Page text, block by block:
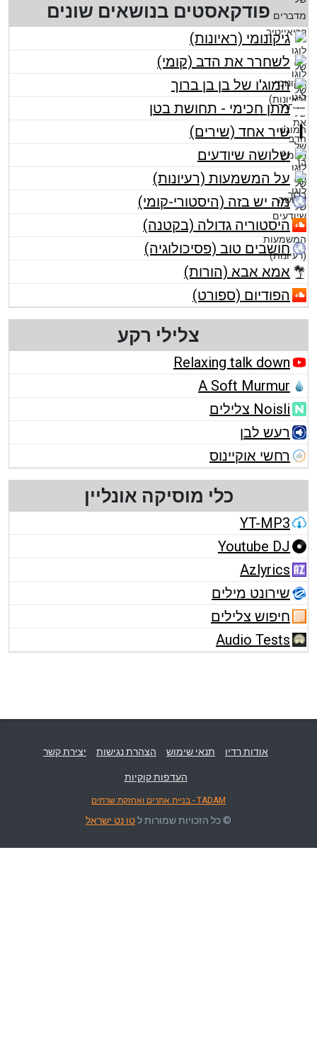
פודקאסטים בנושאים שונים
גיקונומי (ראיונות)
לשחרר את הדב (קומי)
המוג'ו של בן בן ברוך
מתן חכימי - תחושת בטן
שיר אחד (שירים)
שלושה שיודעים
על המשמעות (רעיונות)
מה יש בזה (היסטורי-קומי)
היסטוריה גדולה (בקטנה)
חושבים טוב (פסיכולוגיה)
אמא אבא (הורות)
הפודיום (ספורט)
צלילי רקע
Relaxing talk down
A Soft Murmur
Noisli צלילים
רעש לבן
רחשי אוקיינוס
כלי מוסיקה אונליין
YT-MP3
Youtube DJ
Azlyrics
שירונט מילים
חיפוש צלילים
Audio Tests
אודות רדיו תנאי שימוש הצהרת נגישות יצירת קשר
העדפות קוקיות
TADAM - בניית אתרים ואחזקת שרתים
© כל הזכויות שמורות לטו נט ישראל